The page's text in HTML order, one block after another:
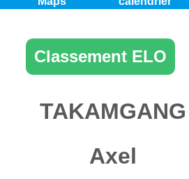
Classement ELO
TAKAMGANG
Axel